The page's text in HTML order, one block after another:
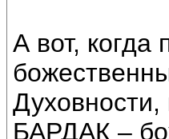
А вот, когда
БАРДАК –